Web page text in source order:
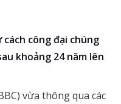
công đại chúng
khoảng 24 năm lên
vừa thông qua các